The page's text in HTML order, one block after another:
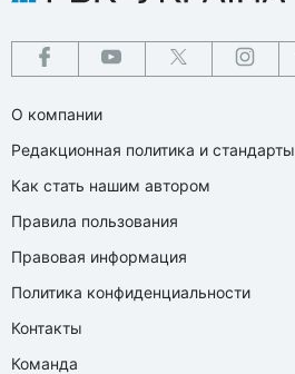
О компании
Редакционная политика и стандарты
Как стать нашим автором
Правила пользования
Правовая информация
Политика конфиденциальности
Контакты
Команда